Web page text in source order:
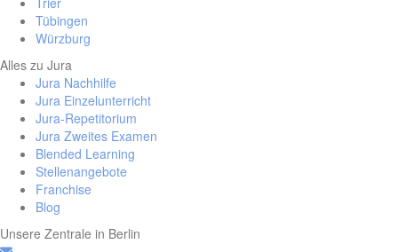
Tübingen
Würzburg
Alles zu Jura
Jura Nachhilfe
Jura Einzelunterricht
Jura-Repetitorium
Jura Zweites Examen
Blended Learning
Stellenangebote
Franchise
Blog
Unsere Zentrale in Berlin